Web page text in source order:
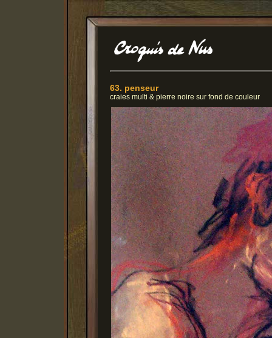
63. penseur
craies multi & pierre noire sur fond de couleur